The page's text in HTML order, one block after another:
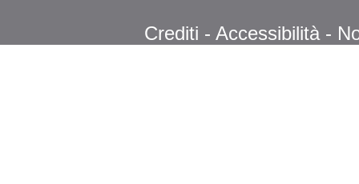
Crediti - Accessibilità -